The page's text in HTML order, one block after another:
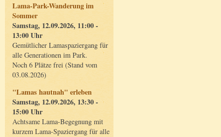
Lama-Park-Wanderung im
Sommer
Samstag, 12.09.2026, 11:00 -
13:00 Uhr
Gemütlicher Lamaspaziergang für
alle Generationen im Park.
Noch 6 Plätze frei (Stand vom
03.08.2026)
"Lamas hautnah" erleben
Samstag, 12.09.2026, 13:30 -
15:00 Uhr
Achtsame Lama-Begegnung mit
kurzem Lama-Spaziergang für alle